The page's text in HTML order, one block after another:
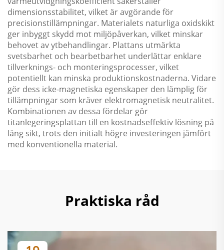
dimensionsstabilitet, vilket är avgörande för
precisionstillämpningar. Materialets naturliga oxidskikt
ger inbyggt skydd mot miljöpåverkan, vilket minskar
behovet av ytbehandlingar. Plattans utmärkta
svetsbarhet och bearbetbarhet underlättar enklare
tillverknings- och monteringsprocesser, vilket
potentiellt kan minska produktionskostnaderna. Vidare
gör dess icke-magnetiska egenskaper den lämplig för
tillämpningar som kräver elektromagnetisk neutralitet.
Kombinationen av dessa fördelar gör
titanlegeringsplattan till en kostnadseffektiv lösning på
lång sikt, trots den initialt högre investeringen jämfört
med konventionella material.
Praktiska råd